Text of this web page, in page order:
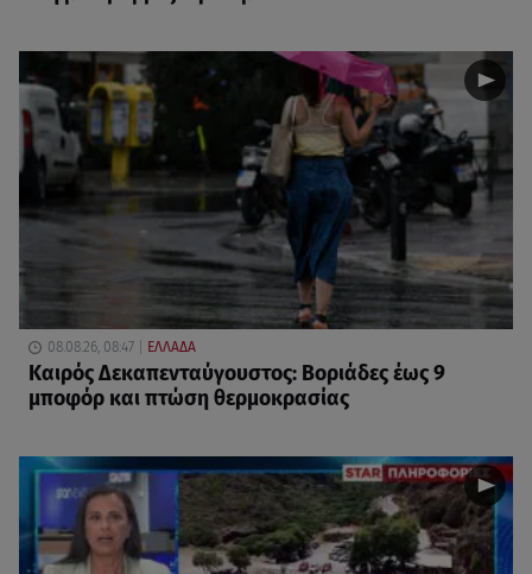
08.08.26, 08:47 ΕΛΛΑΔΑ
Καιρός Δεκαπενταύγουστος: Βοριάδες έως 9
μποφόρ και πτώση θερμοκρασίας